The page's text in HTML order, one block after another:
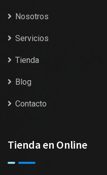
Nosotros
Servicios
Tienda
Blog
Contacto
Tienda en Online